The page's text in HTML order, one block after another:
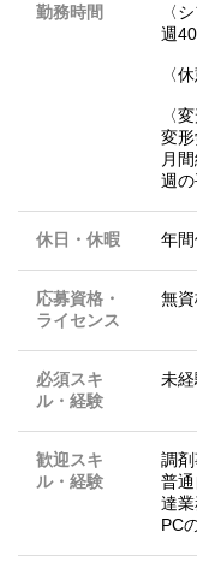
勤務時間
〈
週
〈
〈
変
月
週
休日・休暇 年
応募資格・
ライセンス
無
必須スキ
ル・経験
未
歓迎スキ
ル・経験
調
普
達
PC